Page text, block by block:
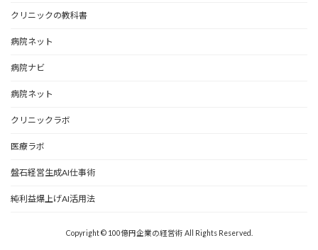
クリニックの教科書
病院ネット
病院ナビ
病院ネット
クリニックラボ
医療ラボ
盤石経営生成AI仕事術
純利益爆上げAI活用法
Copyright © 100億円企業の経営術 All Rights Reserved.